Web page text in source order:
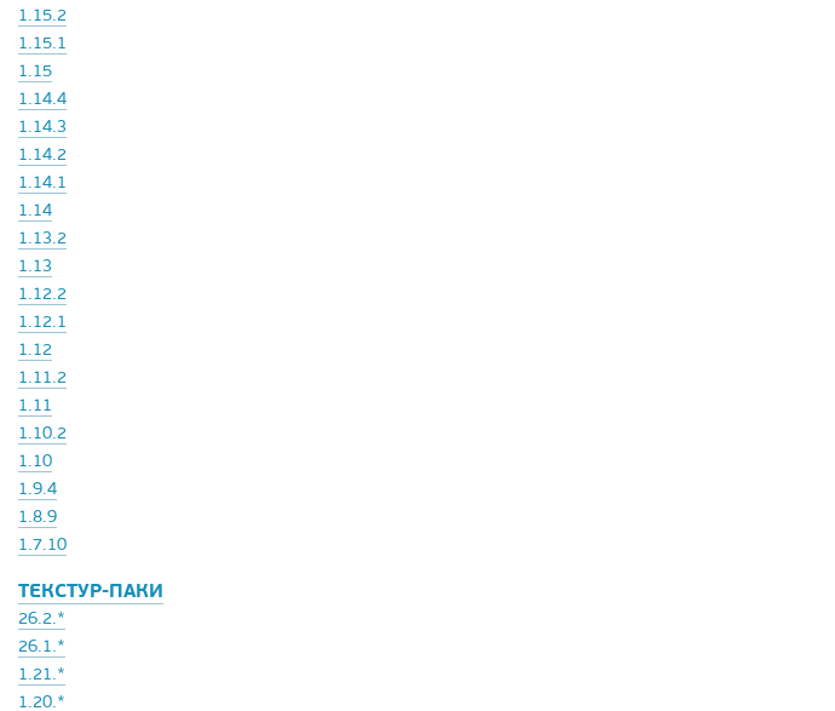
1.15.2
1.15.1
1.15
1.14.4
1.14.3
1.14.2
1.14.1
1.14
1.13.2
1.13
1.12.2
1.12.1
1.12
1.11.2
1.11
1.10.2
1.10
1.9.4
1.8.9
1.7.10
ТЕКСТУР-ПАКИ
26.2.*
26.1.*
1.21.*
1.20.*